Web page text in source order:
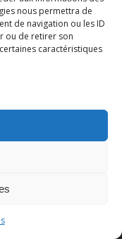
nous permettra de
de navigation ou les ID
ou de retirer son
caractéristiques